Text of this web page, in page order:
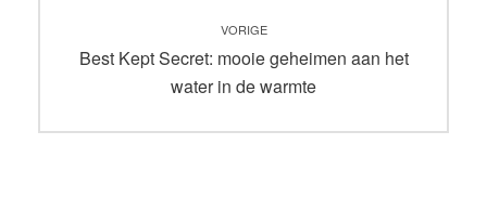
navigatie
VORIGE
Vorig
Best Kept Secret: mooie geheimen aan het
water in de warmte